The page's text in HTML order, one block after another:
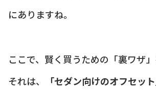
にありますね。
ここで、賢く買うための「裏ワザ」
それは、
「セダン向けのオフセッ